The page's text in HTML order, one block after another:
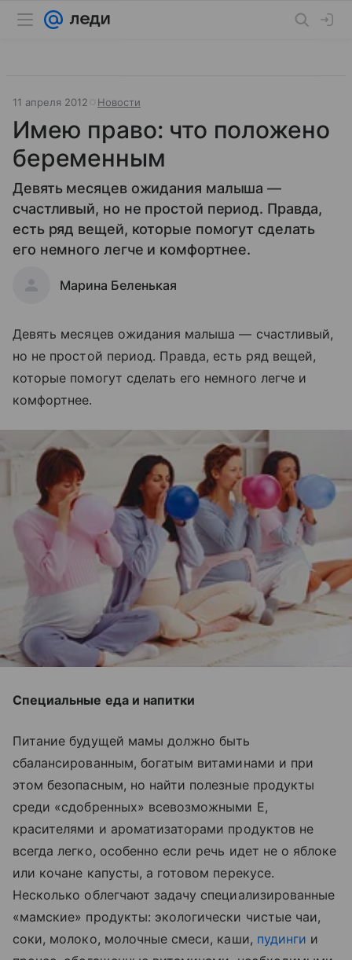
11 апреля 2012 Новости
Имею право: что положено
беременным
Девять месяцев ожидания малыша —
счастливый, но не простой период. Правда,
есть ряд вещей, которые помогут сделать
его немного легче и комфортнее.
Марина Беленькая
Девять месяцев ожидания малыша — счастливый,
но не простой период. Правда, есть ряд вещей,
которые помогут сделать его немного легче и
комфортнее.
Специальные еда и напитки
Питание будущей мамы должно быть
сбалансированным, богатым витаминами и при
этом безопасным, но найти полезные продукты
среди «сдобренных» всевозможными Е,
красителями и ароматизаторами продуктов не
всегда легко, особенно если речь идет не о яблоке
или кочане капусты, а готовом перекусе.
Несколько облегчают задачу специализированные
«мамские» продукты: экологически чистые чаи,
соки, молоко, молочные смеси, каши, пудинги и